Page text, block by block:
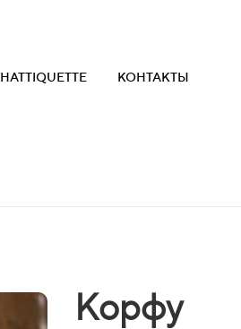
HATTIQUETTE КОНТАКТЫ
Корфу